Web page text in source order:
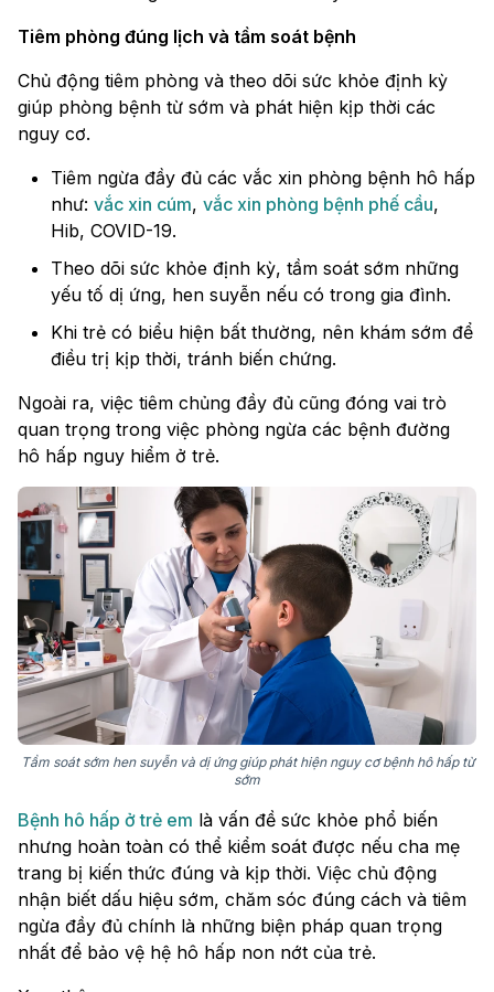
Tiêm phòng đúng lịch và tầm soát bệnh
Chủ động tiêm phòng và theo dõi sức khỏe định kỳ
giúp phòng bệnh từ sớm và phát hiện kịp thời các
nguy cơ.
Tiêm ngừa đầy đủ các vắc xin phòng bệnh hô hấp
như: vắc xin cúm, vắc xin phòng bệnh phế cầu,
Hib, COVID-19.
Theo dõi sức khỏe định kỳ, tầm soát sớm những
yếu tố dị ứng, hen suyễn nếu có trong gia đình.
Khi trẻ có biểu hiện bất thường, nên khám sớm để
điều trị kịp thời, tránh biến chứng.
Ngoài ra, việc tiêm chủng đầy đủ cũng đóng vai trò
quan trọng trong việc phòng ngừa các bệnh đường
hô hấp nguy hiểm ở trẻ.
Tầm soát sớm hen suyễn và dị ứng giúp phát hiện nguy cơ bệnh hô hấp từ
sớm
Bệnh hô hấp ở trẻ em là vấn đề sức khỏe phổ biến
nhưng hoàn toàn có thể kiểm soát được nếu cha mẹ
trang bị kiến thức đúng và kịp thời. Việc chủ động
nhận biết dấu hiệu sớm, chăm sóc đúng cách và tiêm
ngừa đầy đủ chính là những biện pháp quan trọng
nhất để bảo vệ hệ hô hấp non nớt của trẻ.